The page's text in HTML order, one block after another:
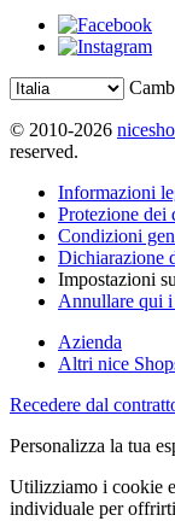
© 2010-2026
reserved.
Informazioni
Protezione dei
Condizioni
Dichiarazione
Impostazioni
Annullare qui
Azienda
Altri nice
Recedere dal
Personalizza la tua
Utilizziamo i cookie
individuale per offrirti